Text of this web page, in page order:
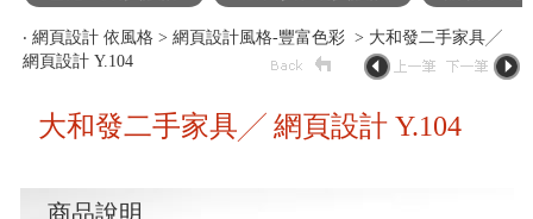
‧ 網頁設計 依風格> 網頁設計風格-豐富色彩 > 大和發二手家具╱
網頁設計 Y.104
大和發二手家具╱ 網頁設計 Y.104
商品說明